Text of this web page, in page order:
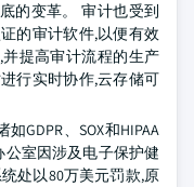
的变革。 审计也受到
的审计软件,以便有效
提高审计流程的生产
行实时协作,云存储可
GDPR、SOX和HIPAA
公室因涉及电子保护健
处以80万美元罚款,原